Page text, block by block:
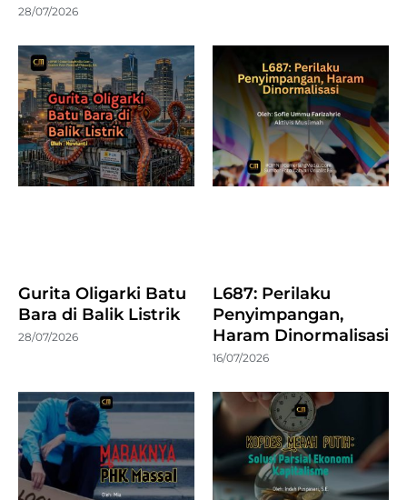
28/07/2026
Gurita Oligarki Batu
Bara di Balik Listrik
28/07/2026
L687: Perilaku
Penyimpangan,
Haram Dinormalisasi
16/07/2026